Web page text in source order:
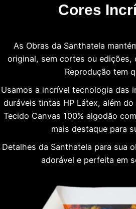
Cores
As Obras da Santhatela
original, sem cortes ou edições,
Reprodução tem
Usamos a incrível tecnologia das
duráveis tintas HP Látex, além
Tecido Canvas 100% algodão
mais destaque para
Detalhes da Santhatela para sua
adorável e perfeita em